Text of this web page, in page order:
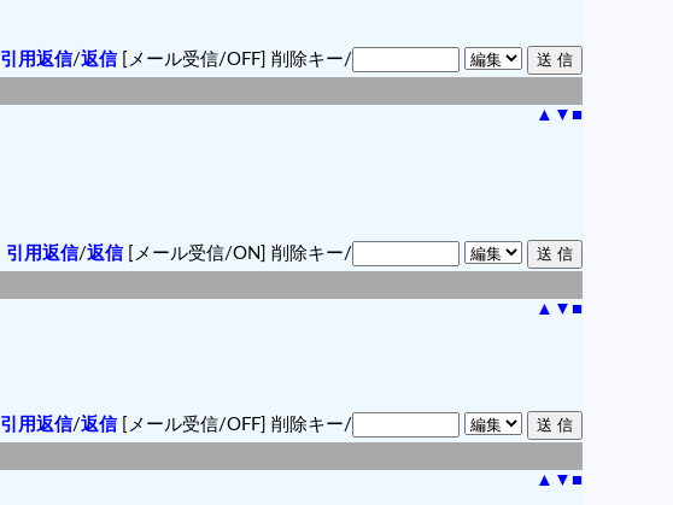
引用返信/返信[メール受信/OFF] 削除キー/
▲ ▼ ■
引用返信/返信[メール受信/ON] 削除キー/
▲ ▼ ■
引用返信/返信[メール受信/OFF] 削除キー/
▲ ▼ ■